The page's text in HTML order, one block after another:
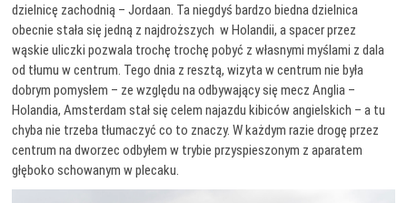
dzielnicę zachodnią – Jordaan. Ta niegdyś bardzo biedna dzielnica
obecnie stała się jedną z najdroższych w Holandii, a spacer przez
wąskie uliczki pozwala trochę trochę pobyć z własnymi myślami z dala
od tłumu w centrum. Tego dnia z resztą, wizyta w centrum nie była
dobrym pomysłem – ze względu na odbywający się mecz Anglia –
Holandia, Amsterdam stał się celem najazdu kibiców angielskich – a tu
chyba nie trzeba tłumaczyć co to znaczy. W każdym razie drogę przez
centrum na dworzec odbyłem w trybie przyspieszonym z aparatem
głęboko schowanym w plecaku.